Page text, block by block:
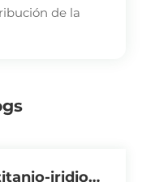
de la
a la fatiga del
iridio: